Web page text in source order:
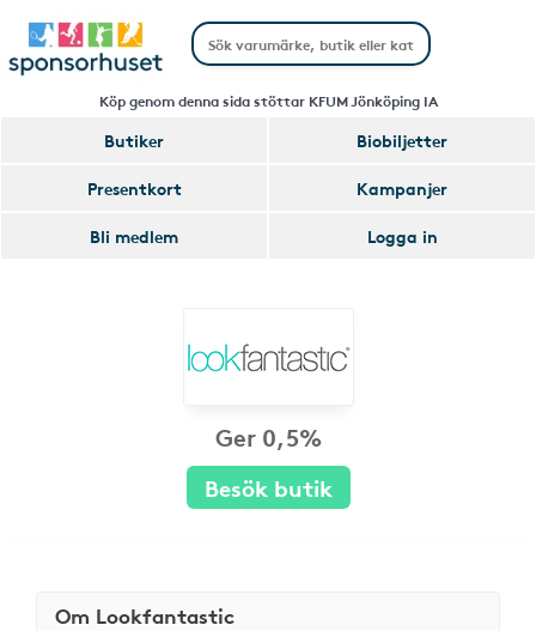
Köp genom denna sida stöttar KFUM Jönköping IA
Butiker
Biobiljetter
Presentkort
Kampanjer
Bli medlem
Logga in
Ger 0,5%
Besök butik
Om Lookfantastic